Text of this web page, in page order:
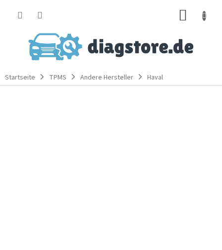
Startseite TPMS Andere Hersteller Haval